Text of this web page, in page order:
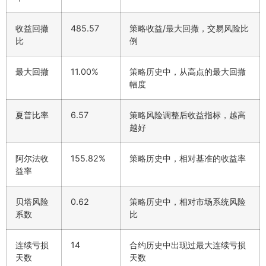
收益回撤
比
485.57
策略收益/最大回撤，交易风险比
例
最大回撤 11.00%
策略历史中，从高点的最大回撤
幅度
夏普比率 6.57
策略风险调整后收益指标，越高
越好
阿尔法收
益率
155.82% 策略历史中，相对基准的收益率
贝塔风险
系数
0.62
策略历史中，相对市场系统风险
比
连续亏损
天数
14
合约历史中出现过最大连续亏损
天数